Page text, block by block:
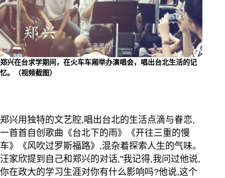
郑兴在台求学期间，在火车车厢举办演唱会，唱出台北生活的记
忆。（视频截图）
郑兴用独特的文艺腔,唱出台北的生活点滴与眷恋,
一首首自创歌曲《台北下的雨》《开往三重的慢
车》《风吹过罗斯福路》,混杂着探索人生的气味。
汪家欣提到自己和郑兴的对话,"我记得,我问过他说,
你在政大的学习生涯对你有什么影响吗?他说,这个